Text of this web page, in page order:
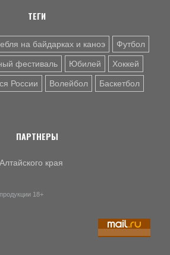
- 4:1ТЕГИ
на байдарках и каноэ Футбол
фестиваль Юбилей Хоккей
России Волейбол Баскетбол
ПАРТНЕРЫ
края
18+